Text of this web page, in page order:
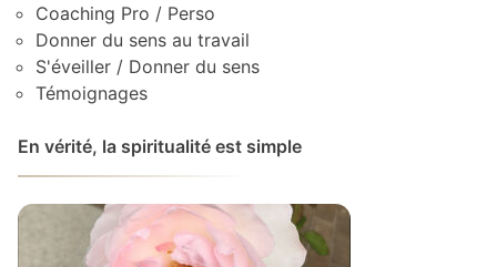
Coaching Pro / Perso
Donner du sens au travail
S'éveiller / Donner du sens
Témoignages
En vérité, la spiritualité est simple